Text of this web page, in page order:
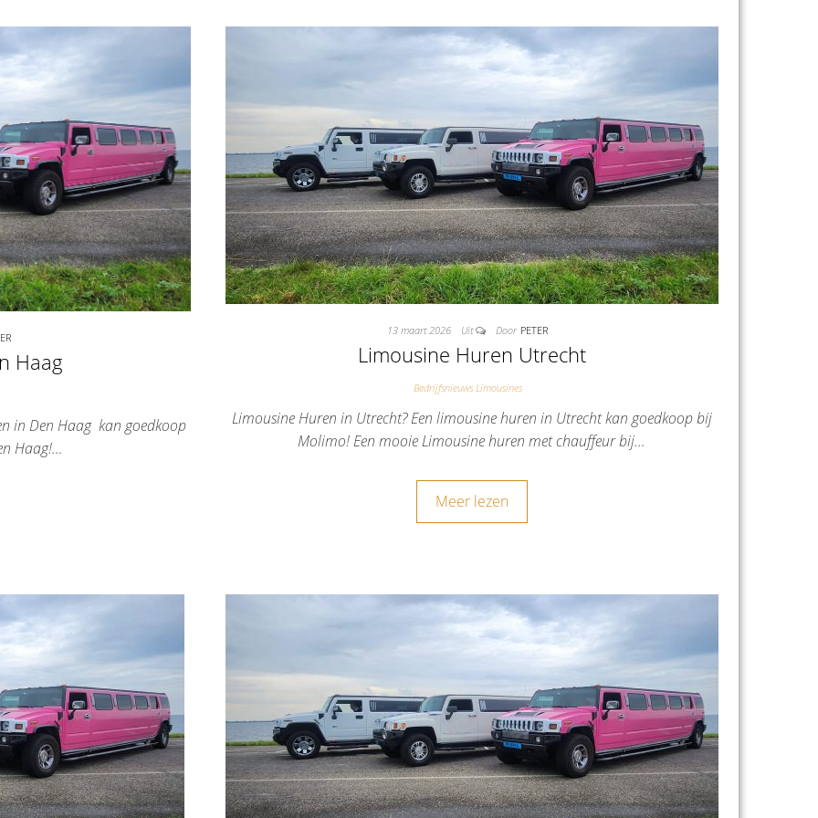
Haag
in Den Haag kan goedkoop
Haag!…
13 maart 2026 Uit Door PETER
Limousine Huren Utrecht
Bedrijfsnieuws Limousines
Limousine Huren in Utrecht? Een limousine huren in Utrecht kan goedkoop bij
Molimo! Een mooie Limousine huren met chauffeur bij…
Meer lezen